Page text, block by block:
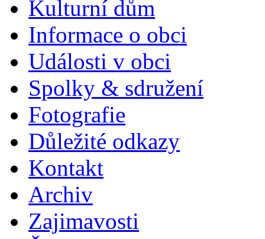
Kulturní dům
Informace o obci
Události v obci
Spolky & sdružení
Fotografie
Důležité odkazy
Kontakt
Archiv
Zajimavosti